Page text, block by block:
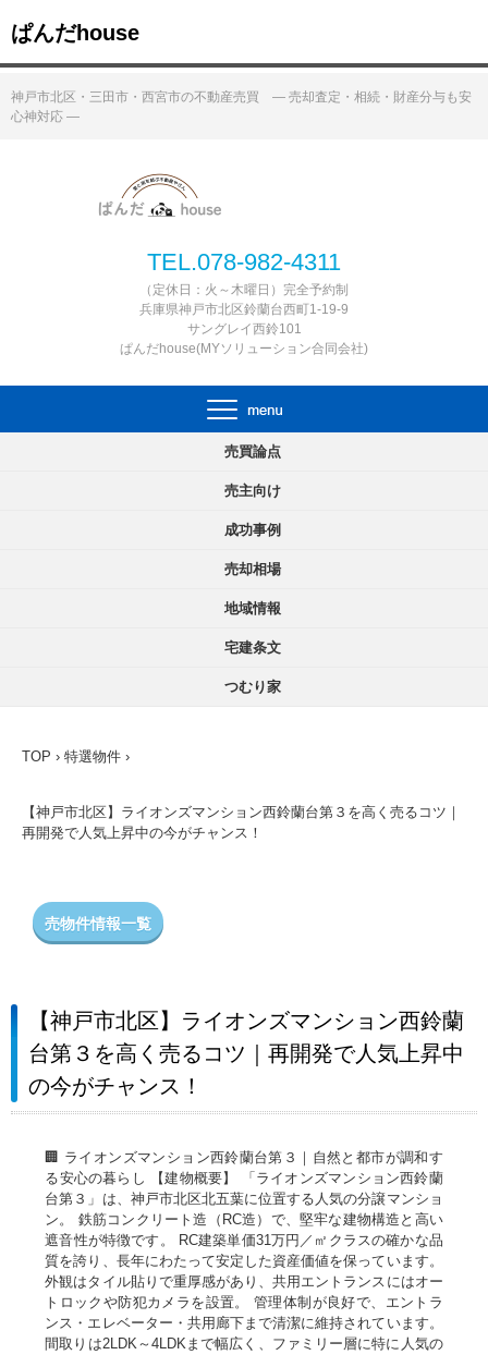
ぱんだhouse
神戸市北区・三田市・西宮市の不動産売買 ― 売却査定・相続・財産分与も安
心神対応 ―
TEL.078-982-4311
（定休日：火～木曜日）完全予約制
兵庫県神戸市北区鈴蘭台西町1-19-9
サングレイ西鈴101
ぱんだhouse(MYソリューション合同会社)
売買論点
売主向け
成功事例
売却相場
地域情報
宅建条文
つむり家
TOP › 特選物件 ›
【神戸市北区】ライオンズマンション西鈴蘭台第３を高く売るコツ｜
再開発で人気上昇中の今がチャンス！
売物件情報一覧
【神戸市北区】ライオンズマンション西鈴蘭
台第３を高く売るコツ｜再開発で人気上昇中
の今がチャンス！
🏢 ライオンズマンション西鈴蘭台第３｜自然と都市が調和す
る安心の暮らし 【建物概要】 「ライオンズマンション西鈴蘭
台第３」は、神戸市北区北五葉に位置する人気の分譲マンショ
ン。 鉄筋コンクリート造（RC造）で、堅牢な建物構造と高い
遮音性が特徴です。 RC建築単価31万円／㎡クラスの確かな品
質を誇り、長年にわたって安定した資産価値を保っています。
外観はタイル貼りで重厚感があり、共用エントランスにはオー
トロックや防犯カメラを設置。 管理体制が良好で、エントラ
ンス・エレベーター・共用廊下まで清潔に維持されています。
間取りは2LDK～4LDKまで幅広く、ファミリー層に特に人気の